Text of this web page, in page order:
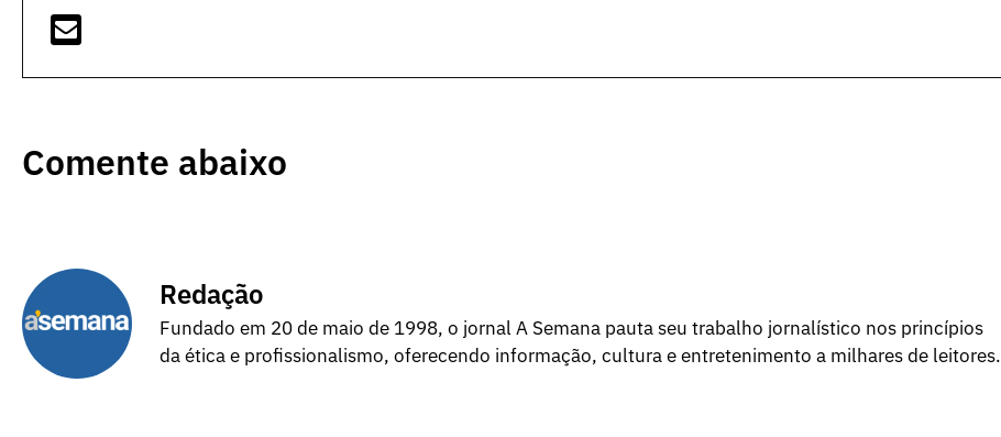
Comente abaixo
Redação
Fundado em 20 de maio de 1998, o jornal A Semana pauta seu trabalho jornalístico nos princípios
da ética e profissionalismo, oferecendo informação, cultura e entretenimento a milhares de leitores.